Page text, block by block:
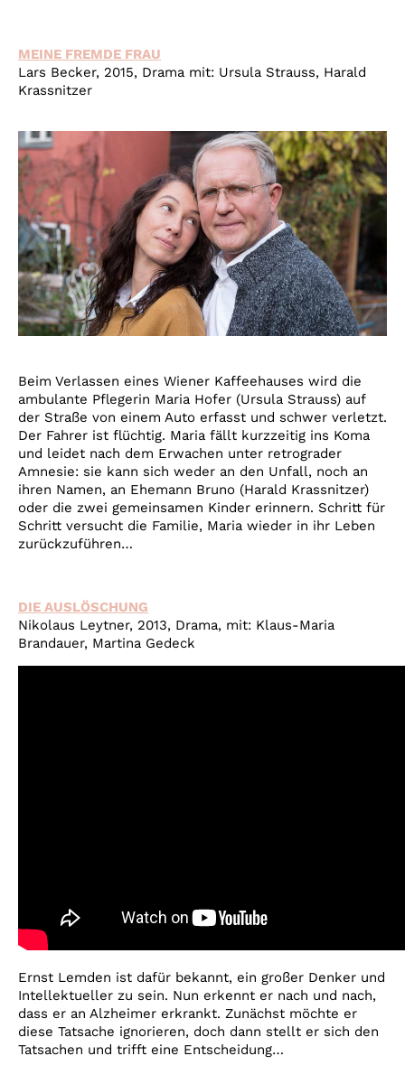
MEINE FREMDE FRAU
Lars Becker, 2015, Drama mit: Ursula Strauss, Harald
Krassnitzer
Beim Verlassen eines Wiener Kaffeehauses wird die
ambulante Pflegerin Maria Hofer (Ursula Strauss) auf
der Straße von einem Auto erfasst und schwer verletzt.
Der Fahrer ist flüchtig. Maria fällt kurzzeitig ins Koma
und leidet nach dem Erwachen unter retrograder
Amnesie: sie kann sich weder an den Unfall, noch an
ihren Namen, an Ehemann Bruno (Harald Krassnitzer)
oder die zwei gemeinsamen Kinder erinnern. Schritt für
Schritt versucht die Familie, Maria wieder in ihr Leben
zurückzuführen…
DIE AUSLÖSCHUNG
Nikolaus Leytner, 2013, Drama, mit: Klaus-Maria
Brandauer, Martina Gedeck
Ernst Lemden ist dafür bekannt, ein großer Denker und
Intellektueller zu sein. Nun erkennt er nach und nach,
dass er an Alzheimer erkrankt. Zunächst möchte er
diese Tatsache ignorieren, doch dann stellt er sich den
Tatsachen und trifft eine Entscheidung…